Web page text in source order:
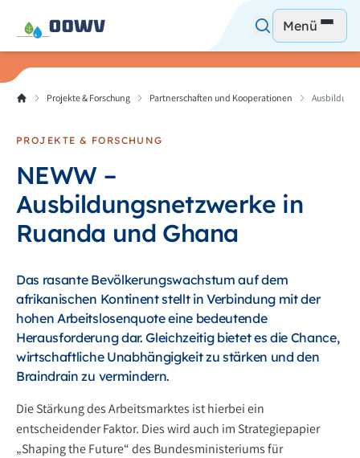
Menü
Projekte & Forschung Partnerschaften und Kooperationen
PROJEKTE & FORSCHUNG
NEWW –
Ausbildungsnetzwerke in
Ruanda und Ghana
Das rasante Bevölkerungswachstum auf dem
afrikanischen Kontinent stellt in Verbindung mit der
hohen Arbeitslosenquote eine bedeutende
Herausforderung dar. Gleichzeitig bietet es die Chance,
wirtschaftliche Unabhängigkeit zu stärken und den
Braindrain zu vermindern.
Die Stärkung des Arbeitsmarktes ist hierbei ein
entscheidender Faktor. Dies wird auch im Strategiepapier
„Shaping the Future“ des Bundesministeriums für